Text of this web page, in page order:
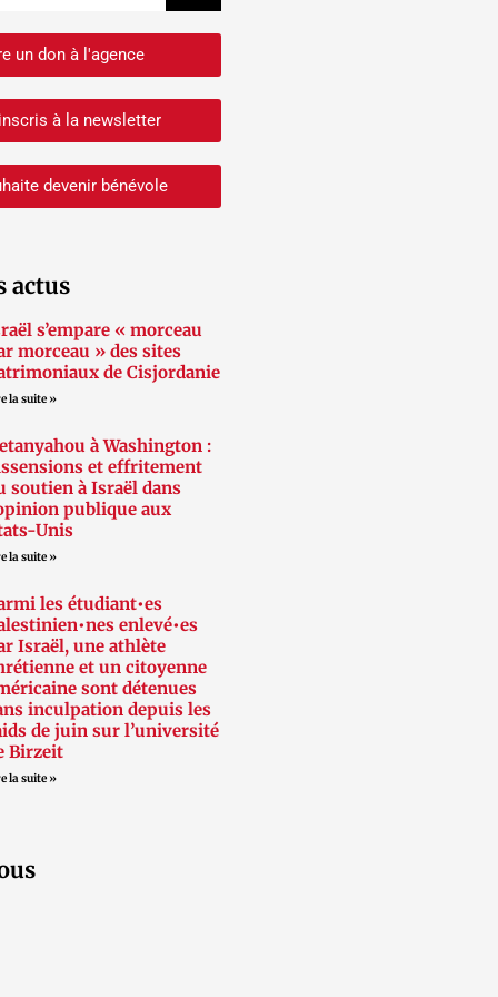
un don à l'agence
à la newsletter
devenir bénévole
actus
s’empare « morceau
morceau » des sites
de Cisjordanie
la suite »
à Washington :
et effritement
soutien à Israël dans
publique aux
Unis
la suite »
les étudiant•es
enlevé•es
Israël, une athlète
et un citoyenne
sont détenues
inculpation depuis les
de juin sur l’université
Birzeit
la suite »